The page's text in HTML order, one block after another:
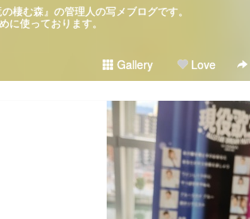
棲む森』の管理人の写メブログです。
存報告のために使っております。
Gallery Love